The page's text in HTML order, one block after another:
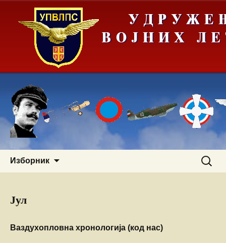
Изборник
Јул
Ваздухопловна хронологија (код нас)